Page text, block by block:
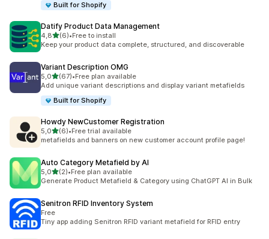
Built for Shopify
Datify Product Data Management
4,8av 5 stjerner
(6)
Totalt 6 omtaler
•Free to install
Keep your product data complete, structured, and discoverable
Variant Description OMG
5,0av 5 stjerner
(67)
Totalt 67 omtaler
•Free plan available
Add unique variant descriptions and display variant metafields
Built for Shopify
Howdy NewCustomer Registration
5,0av 5 stjerner
(6)
Totalt 6 omtaler
•Free trial available
metafields and banners on new customer account profile page!
Auto Category Metafield by AI
5,0av 5 stjerner
(2)
Totalt 2 omtaler
•Free plan available
Generate Product Metafield & Category using ChatGPT AI in Bulk
Senitron RFID Inventory System
Free
Tiny app adding Senitron RFID variant metafield for RFID entry